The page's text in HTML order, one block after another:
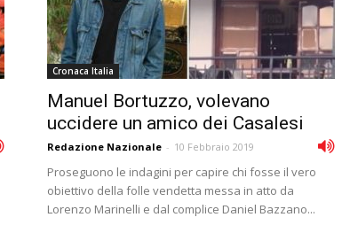
Cronaca Italia
Manuel Bortuzzo, volevano
uccidere un amico dei Casalesi
Redazione Nazionale - 10 Febbraio 2019
Proseguono le indagini per capire chi fosse il vero
obiettivo della folle vendetta messa in atto da
Lorenzo Marinelli e dal complice Daniel Bazzano...